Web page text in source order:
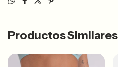
Productos Similares